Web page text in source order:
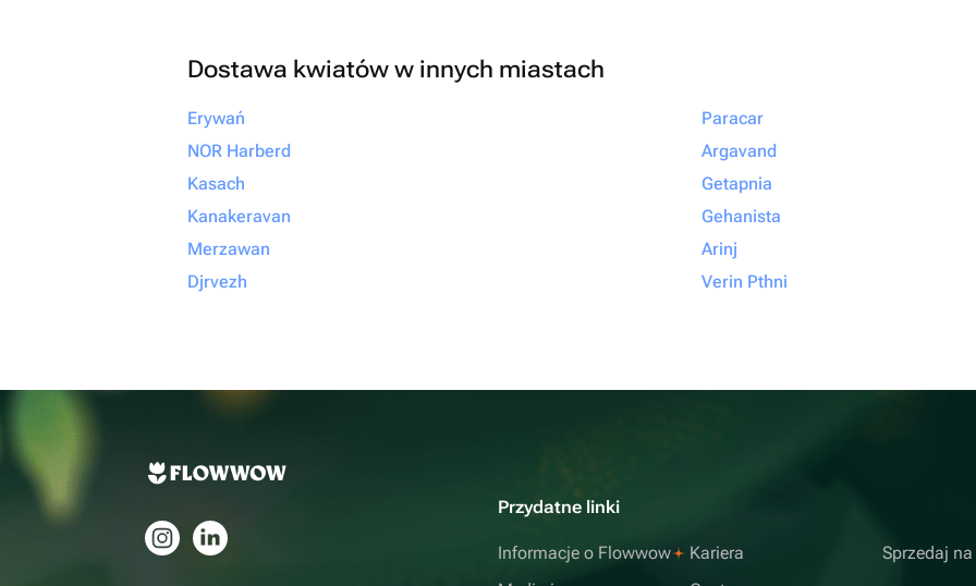
Dostawa kwiatów w innych miastach
Erywań
NOR Harberd
Kasach
Kanakeravan
Merzawan
Djrvezh
Paracar
Argavand
Getapnia
Gehanista
Arinj
Verin Pthni
Przydatne linki
Informacje o Flowwow
Kariera
Sprzedaj